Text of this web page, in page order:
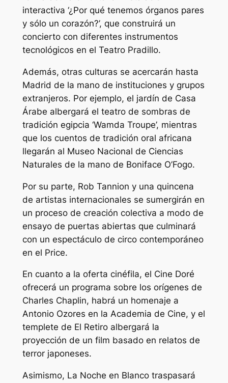
interactiva ‘¿Por qué tenemos órganos pares
y sólo un corazón?’, que construirá un
concierto con diferentes instrumentos
tecnológicos en el Teatro Pradillo.
Además, otras culturas se acercarán hasta
Madrid de la mano de instituciones y grupos
extranjeros. Por ejemplo, el jardín de Casa
Árabe albergará el teatro de sombras de
tradición egipcia ‘Wamda Troupe’, mientras
que los cuentos de tradición oral africana
llegarán al Museo Nacional de Ciencias
Naturales de la mano de Boniface O’Fogo.
Por su parte, Rob Tannion y una quincena
de artistas internacionales se sumergirán en
un proceso de creación colectiva a modo de
ensayo de puertas abiertas que culminará
con un espectáculo de circo contemporáneo
en el Price.
En cuanto a la oferta cinéfila, el Cine Doré
ofrecerá un programa sobre los orígenes de
Charles Chaplin, habrá un homenaje a
Antonio Ozores en la Academia de Cine, y el
templete de El Retiro albergará la
proyección de un film basado en relatos de
terror japoneses.
Asimismo, La Noche en Blanco traspasará